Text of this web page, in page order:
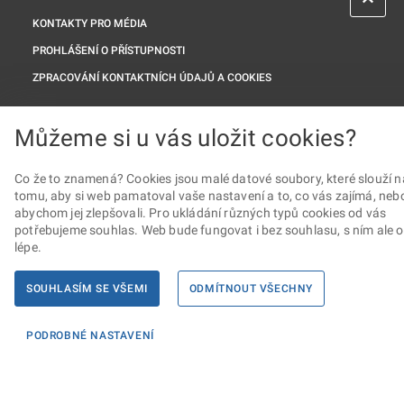
KONTAKTY PRO MÉDIA
PROHLÁŠENÍ O PŘÍSTUPNOSTI
ZPRACOVÁNÍ KONTAKTNÍCH ÚDAJŮ A COOKIES
Máte dotaz? Napište nám
Sociální sítě
Můžeme si u vás uložit cookies?
Co že to znamená? Cookies jsou malé datové soubory, které slouží
tomu, aby si web pamatoval vaše nastavení a to, co vás zajímá,
abychom jej zlepšovali. Pro ukládání různých typů cookies od vás
potřebujeme souhlas. Web bude fungovat i bez souhlasu, s ním ale
lépe.
SOUHLASÍM SE VŠEMI ODMÍTNOUT VŠECHNY
PODROBNÉ NASTAVENÍ